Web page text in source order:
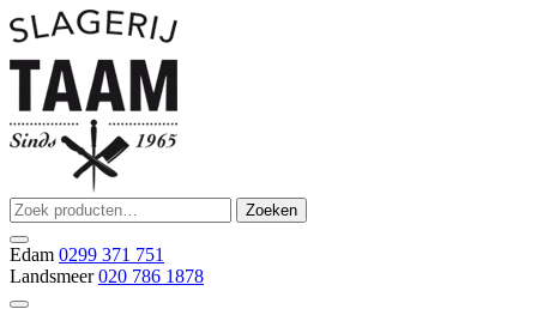
Ga
naar
de
inhoud
Slagerij Taam
slager
Zoeken
naar:
Zoeken
Edam 0299 371 751
Landsmeer 020 786 1878